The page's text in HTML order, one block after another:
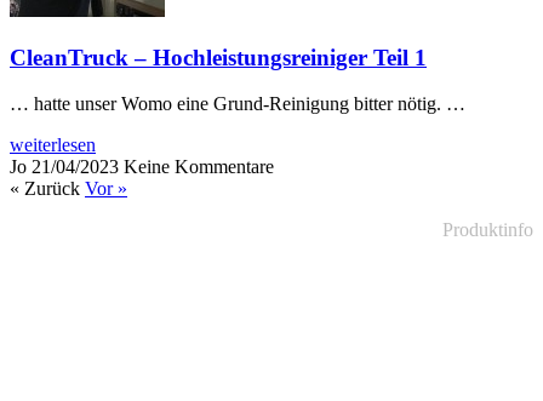
CleanTruck – Hochleistungsreiniger Teil 1
… hatte unser Womo eine Grund-Reinigung bitter nötig. …
weiterlesen
Jo 21/04/2023 Keine Kommentare
« Zurück Vor »
Produktinfo